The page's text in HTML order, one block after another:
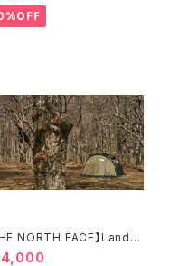
NORTH FACE】Lander